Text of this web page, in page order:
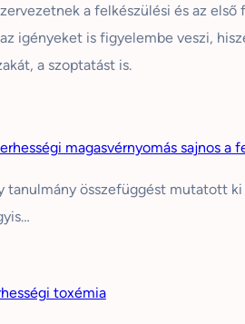
a felkészülési és az
igényeket is figyelembe veszi,
a szoptatást is.
magasvérnyomás sajnos
tanulmány összefüggést mutatott
toxémia